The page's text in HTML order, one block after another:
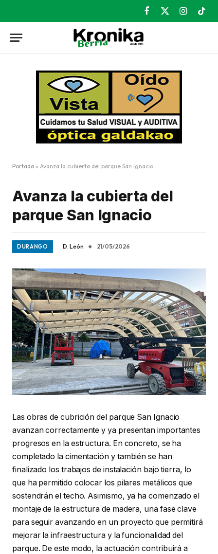
Facebook
X
Instagram
Portada » Avanza la cubierta del parque San Ignacio
Avanza la cubierta del
parque San Ignacio
DURANGO D. León 21/05/2026
Las obras de cubrición del parque San Ignacio
avanzan correctamente y ya presentan importantes
progresos en la estructura. En concreto, se ha
completado la cimentación y también se han
finalizado los trabajos de instalación bajo tierra, lo
que ha permitido colocar los pilares metálicos que
sostendrán el techo. Asimismo, ya ha comenzado el
montaje de la estructura de madera, una fase clave
para seguir avanzando en un proyecto que permitirá
mejorar la infraestructura y la funcionalidad del
parque. De este modo, la actuación contribuirá a